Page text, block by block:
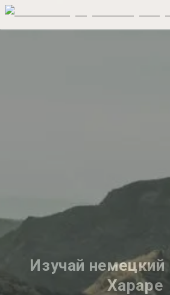
Изучай немецкий
Хараре